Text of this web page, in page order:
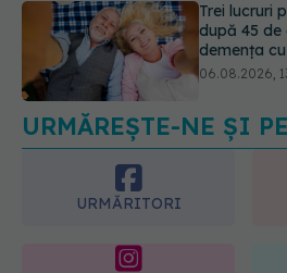
Colebil și
temporar în
06.08.2026,
URMĂREȘTE-NE ȘI
URMĂRITORI